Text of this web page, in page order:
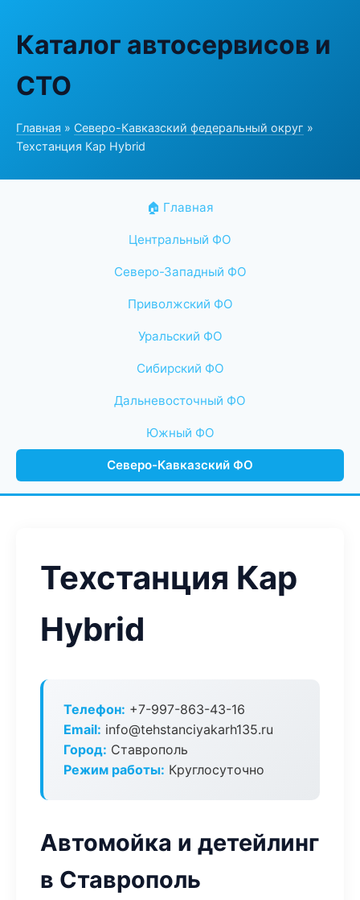
Каталог автосервисов и
СТО
Главная » Северо-Кавказский федеральный округ »
Техстанция Кар Hybrid
🏠 Главная
Центральный ФО
Северо-Западный ФО
Приволжский ФО
Уральский ФО
Сибирский ФО
Дальневосточный ФО
Южный ФО
Северо-Кавказский ФО
Техстанция Кар
Hybrid
Телефон: +7-997-863-43-16
Email: info@tehstanciyakarh135.ru
Город: Ставрополь
Режим работы: Круглосуточно
Автомойка и детейлинг
в Ставрополь